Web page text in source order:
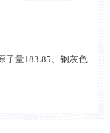
子量183.85。钢灰色